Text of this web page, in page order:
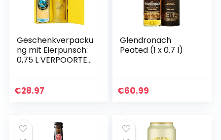
Geschenkverpacku
ng mit Eierpunsch:
0,75 L VERPOORTEN
Gläser
€28.97
Glendronach
Peated (1 x 0.7 l)
€60.99